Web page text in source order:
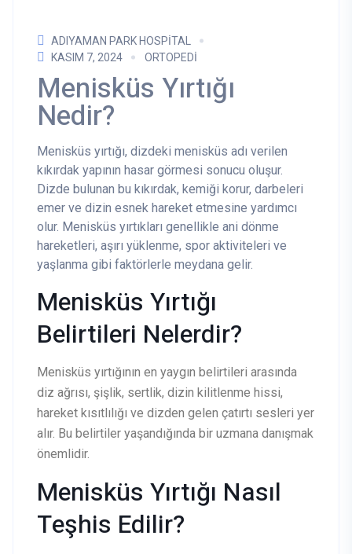
ADIYAMAN PARK HOSPITAL
KASIM 7, 2024
ORTOPEDI
Menisküs Yırtığı
Nedir?
Menisküs yırtığı, dizdeki menisküs adı verilen
kıkırdak yapının hasar görmesi sonucu oluşur.
Dizde bulunan bu kıkırdak, kemiği korur, darbeleri
emer ve dizin esnek hareket etmesine yardımcı
olur. Menisküs yırtıkları genellikle ani dönme
hareketleri, aşırı yüklenme, spor aktiviteleri ve
yaşlanma gibi faktörlerle meydana gelir.
Menisküs Yırtığı
Belirtileri Nelerdir?
Menisküs yırtığının en yaygın belirtileri arasında
diz ağrısı, şişlik, sertlik, dizin kilitlenme hissi,
hareket kısıtlılığı ve dizden gelen çatırtı sesleri yer
alır. Bu belirtiler yaşandığında bir uzmana danışmak
önemlidir.
Menisküs Yırtığı Nasıl
Teşhis Edilir?